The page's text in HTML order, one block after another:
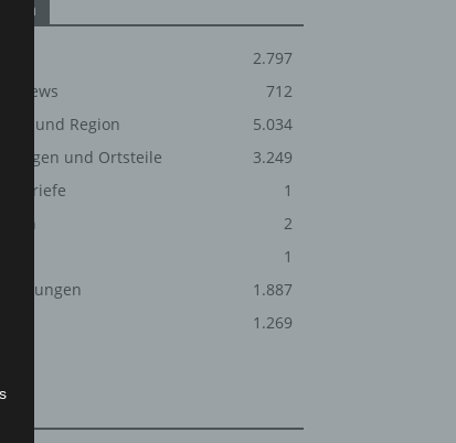
2.797
News
712
und Region
5.034
und Ortsteile
3.249
1
2
1
1.887
1.269